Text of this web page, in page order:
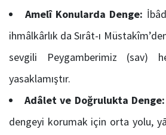
Amelî Konularda Denge:
ihmâlkârlık da Sırât-ı
sevgili Peygamberimiz (sav)
yasaklamıştır.
Adâlet ve Doğrulukta Denge:
dengeyi korumak için orta yolu,